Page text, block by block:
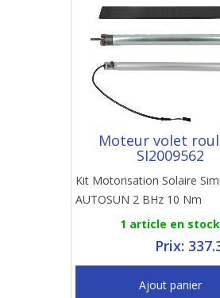
Moteur volet
SI2009562
Kit Motorisation Solaire
AUTOSUN 2 BHz 10 Nm
1 article en stock
Prix:
Ajout panier